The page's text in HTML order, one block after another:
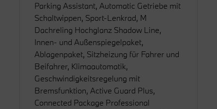
Parking Assistant, Automatic Getriebe mit
Schaltwippen, Sport-Lenkrad, M
Dachreling Hochglanz Shadow Line,
Innen- und Außenspiegelpaket,
Ablagenpaket, Sitzheizung für Fahrer und
Beifahrer, Klimaautomatik,
Geschwindigkeitsregelung mit
Bremsfunktion, Active Guard Plus,
Connected Package Professional